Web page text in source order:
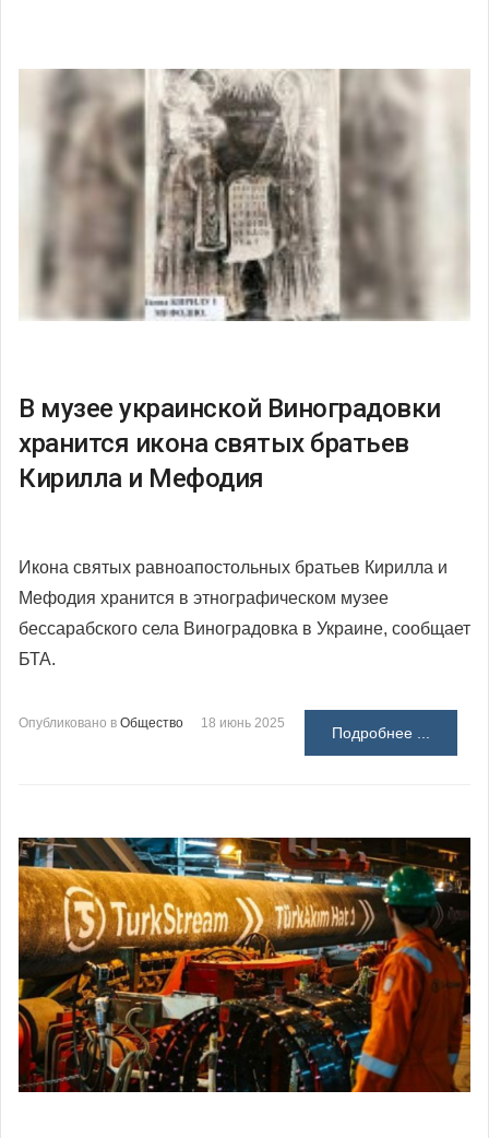
В музее украинской Виноградовки
хранится икона святых братьев
Кирилла и Мефодия
Икона святых равноапостольных братьев Кирилла и
Мефодия хранится в этнографическом музее
бессарабского села Виноградовка в Украине, сообщает
БТА.
Опубликовано в Общество 18 июнь 2025
Подробнее ...